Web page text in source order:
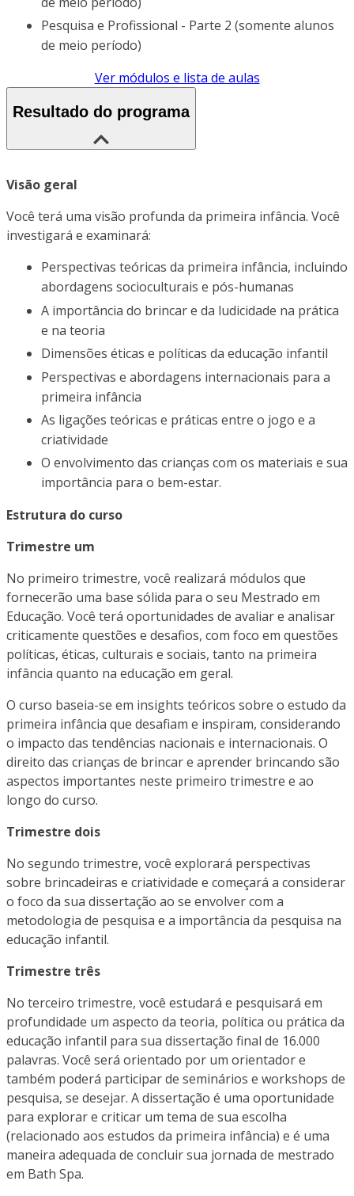
Pesquisa e Profissional - Parte 2 (somente alunos
de meio período)
Ver módulos e lista de aulas
Resultado do programa
Visão geral
Você terá uma visão profunda da primeira infância. Você
investigará e examinará:
Perspectivas teóricas da primeira infância, incluindo
abordagens socioculturais e pós-humanas
A importância do brincar e da ludicidade na prática
e na teoria
Dimensões éticas e políticas da educação infantil
Perspectivas e abordagens internacionais para a
primeira infância
As ligações teóricas e práticas entre o jogo e a
criatividade
O envolvimento das crianças com os materiais e sua
importância para o bem-estar.
Estrutura do curso
Trimestre um
No primeiro trimestre, você realizará módulos que
fornecerão uma base sólida para o seu Mestrado em
Educação. Você terá oportunidades de avaliar e analisar
criticamente questões e desafios, com foco em questões
políticas, éticas, culturais e sociais, tanto na primeira
infância quanto na educação em geral.
O curso baseia-se em insights teóricos sobre o estudo da
primeira infância que desafiam e inspiram, considerando
o impacto das tendências nacionais e internacionais. O
direito das crianças de brincar e aprender brincando são
aspectos importantes neste primeiro trimestre e ao
longo do curso.
Trimestre dois
No segundo trimestre, você explorará perspectivas
sobre brincadeiras e criatividade e começará a considerar
o foco da sua dissertação ao se envolver com a
metodologia de pesquisa e a importância da pesquisa na
educação infantil.
Trimestre três
No terceiro trimestre, você estudará e pesquisará em
profundidade um aspecto da teoria, política ou prática da
educação infantil para sua dissertação final de 16.000
palavras. Você será orientado por um orientador e
também poderá participar de seminários e workshops de
pesquisa, se desejar. A dissertação é uma oportunidade
para explorar e criticar um tema de sua escolha
(relacionado aos estudos da primeira infância) e é uma
maneira adequada de concluir sua jornada de mestrado
em Bath Spa.